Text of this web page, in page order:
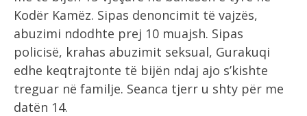
Kodër Kamëz. Sipas denoncimit të vajzës,
abuzimi ndodhte prej 10 muajsh. Sipas
policisë, krahas abuzimit seksual, Gurakuqi
edhe keqtrajtonte të bijën ndaj ajo s’kishte
treguar në familje. Seanca tjerr u shty për me
datën 14.